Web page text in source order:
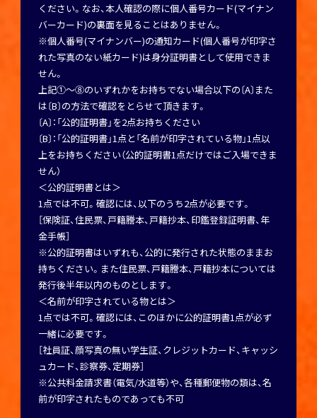
ください。なお、本人確認の際に個人番号カード(マイナン
バーカード)の裏面を見ることはありません。
※個人番号(マイナンバー)の通知カード(個人番号が印字さ
れた写真のない紙カード)は身分証明書として使用できま
せん。
上記①～⑧のいずれかをお持ちでない場合以下の〔A〕また
は〔B〕の方法で確認をとらせて頂きます。
〔A〕：「公的証明書」を2点お持ちください
〔B〕：「公的証明書」1点と「名前が印字されている物」1点以
上をお持ちください（公的証明書1点だけではご入場できま
せん）
＜公的証明書とは＞
1点では不可。確認には、以下のうち2点が必要です。
［保険証、住民票、戸籍謄本、戸籍抄本、印鑑登録証明書、年
金手帳］
※公的証明書はいずれも、公的に発行された状態のままお
持ちください。また住民票、戸籍謄本、戸籍抄本については
発行後半年以内のものとします。
＜名前が印字されている物とは＞
1点では不可。確認には、このほかに公的証明書1点が必ず
一緒に必要です。
［社員証、顔写真の無い学生証、クレジットカード、キャッシ
ュカード、診察券、定期券］
※公共料金請求書（電気/水道等）や、各種郵便物の類は、名
前が印字されたものであっても不可